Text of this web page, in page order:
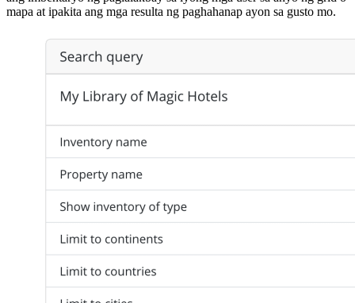
mapa at ipakita ang mga resulta ng paghahanap ayon sa gusto mo.